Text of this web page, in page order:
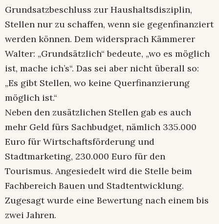
Grundsatzbeschluss zur Haushaltsdisziplin,
Stellen nur zu schaffen, wenn sie gegenfinanziert
werden können. Dem widersprach Kämmerer
Walter: „Grundsätzlich“ bedeute, „wo es möglich
ist, mache ich’s“. Das sei aber nicht überall so:
„Es gibt Stellen, wo keine Querfinanzierung
möglich ist.“
Neben den zusätzlichen Stellen gab es auch
mehr Geld fürs Sachbudget, nämlich 335.000
Euro für Wirtschaftsförderung und
Stadtmarketing, 230.000 Euro für den
Tourismus. Angesiedelt wird die Stelle beim
Fachbereich Bauen und Stadtentwicklung.
Zugesagt wurde eine Bewertung nach einem bis
zwei Jahren.